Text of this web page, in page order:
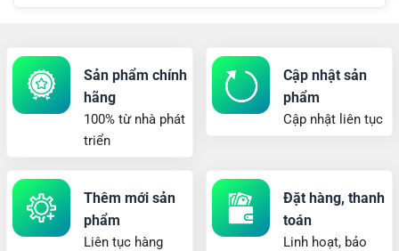
Sản phẩm chính
hãng
100% từ nhà phát
triển
Cập nhật sản
phẩm
Cập nhật liên tục
Thêm mới sản
phẩm
Liên tục hàng
Đặt hàng, thanh
toán
Linh hoạt, bảo